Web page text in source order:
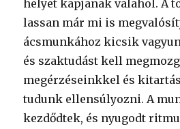
helyet kapjanak valahol. A
lassan már mi is
ácsmunkához kicsik
és szaktudást kell
megérzéseinkkel és
tudunk ellensúlyozni. A
kezdődtek, és nyugodt